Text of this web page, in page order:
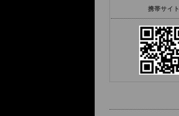
携帯サイト